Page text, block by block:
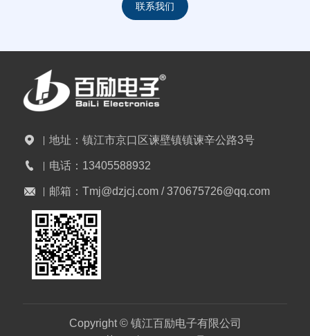
联系我们
地址： 镇江市京口区谏壁镇镇谏辛公路3号
电话： 13405588932
邮箱： Tmj@dzjcj.com / 370675726@qq.com
Copyright © 镇江百励电子有限公司